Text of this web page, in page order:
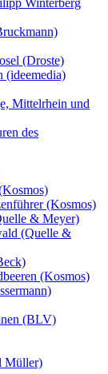
Winterberg
(Droste)
(ideemedia)
Mittelrhein und
des
(Kosmos)
& Meyer)
(Quelle &
(Kosmos)
(BLV)
Müller)